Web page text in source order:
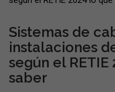
Sistemas de
instalaciones
según el
saber